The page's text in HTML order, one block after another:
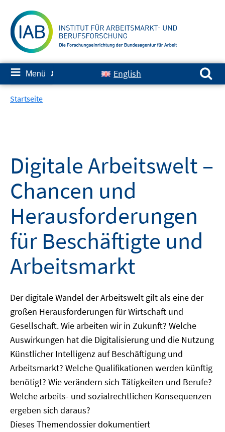
zum
Inhalt
≡ Menü ✘ English
Suchen nach:
Startseite
Digitale Arbeitswelt –
Chancen und
Herausforderungen
für Beschäftigte und
Arbeitsmarkt
Der digitale Wandel der Arbeitswelt gilt als eine der
großen Herausforderungen für Wirtschaft und
Gesellschaft. Wie arbeiten wir in Zukunft? Welche
Auswirkungen hat die Digitalisierung und die Nutzung
Künstlicher Intelligenz auf Beschäftigung und
Arbeitsmarkt? Welche Qualifikationen werden künftig
benötigt? Wie verändern sich Tätigkeiten und Berufe?
Welche arbeits- und sozialrechtlichen Konsequenzen
ergeben sich daraus?
Dieses Themendossier dokumentiert